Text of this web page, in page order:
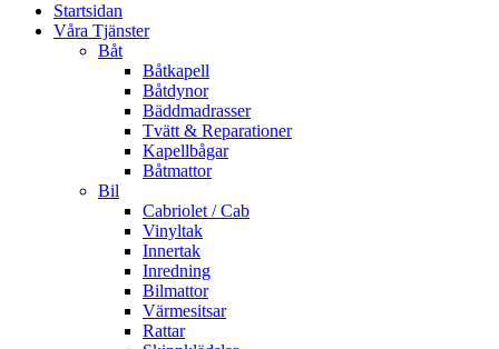
Startsidan
Våra Tjänster
Båt
Båtkapell
Båtdynor
Bäddmadrasser
Tvätt & Reparationer
Kapellbågar
Båtmattor
Bil
Cabriolet / Cab
Vinyltak
Innertak
Inredning
Bilmattor
Värmesitsar
Rattar